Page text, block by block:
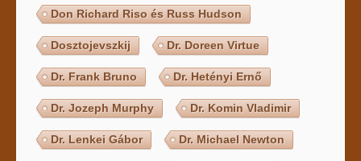
Don Richard Riso és Russ Hudson
Dosztojevszkij Dr. Doreen Virtue
Dr. Frank Bruno Dr. Hetényi Ernő
Dr. Jozeph Murphy Dr. Komin Vladimir
Dr. Lenkei Gábor Dr. Michael Newton